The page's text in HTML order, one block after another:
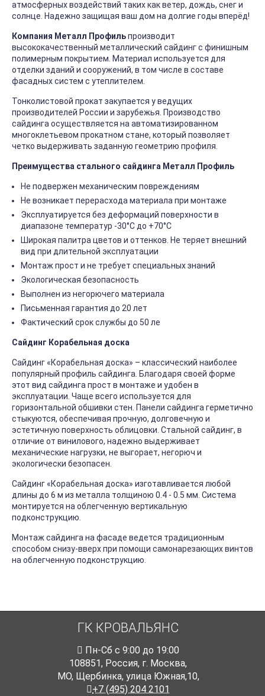
атмосферных воздействий таких как ветер, дождь, снег и
солнце. Надежно защищая ваш дом на долгие годы вперёд!
Компания Металл Профильпроизводит
высококачественный металлический сайдинг с финишным
полимерным покрытием. Материал используется для
отделки зданий и сооружений, в том числе в составе
фасадных систем с утеплителем.
Тонколистовой прокат закупается у ведущих
производителей России и зарубежья. Производство
сайдинга осуществляется на автоматизированном
многоклетьевом прокатном стане, который позволяет
четко выдерживать заданную геометрию профиля.
Преимущества стального сайдинга Металл Профиль
Не подвержен механическим повреждениям
Не возникает перерасхода материала при монтаже
Эксплуатируется без деформаций поверхности в
диапазоне температур -30°C до +70°C
Широкая палитра цветов и оттенков. Не теряет внешний
вид при длительной эксплуатации
Монтаж прост и не требует специальных знаний
Экологическая безопасность
Выполнен из негорючего материала
Письменная гарантия до 20 лет
Фактический срок службы до 50 ле
Сайдинг Корабельная доска
Сайдинг «Корабельная доска» – классический наиболее
популярный профиль сайдинга. Благодаря своей форме
этот вид сайдинга прост в монтаже и удобен в
эксплуатации. Чаще всего используется для
горизонтальной обшивки стен. Панели сайдинга герметично
стыкуются, обеспечивая прочную, долговечную и
эстетичную поверхность облицовки. Стальной сайдинг, в
отличие от винилового, надежно выдерживает
механические нагрузки, не выгорает, негорюч и
экологически безопасен.
Сайдинг «Корабельная доска» изготавливается любой
длины до 6 м из металла толщиною 0.4 - 0.5 мм. Система
монтируется на облегченную вертикальную
подконструкцию.
Монтаж сайдинга на фасаде ведется традиционным
способом снизу-вверх при помощи самонарезающих винтов
на облегченную подконструкцию.
ГК КРОВАЛЬЯНС
Пн-Cб с 9:00 до 19:00
108851, Россия, г. Москва,
МО, Щербинка, улица Южная,10,
+7 (495) 204 2101